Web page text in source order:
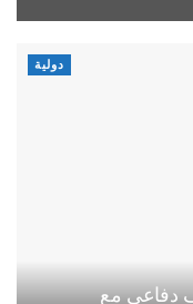
دولية
دفاعي مع